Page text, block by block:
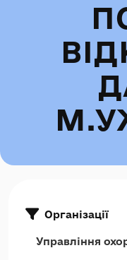
Організації
Управління